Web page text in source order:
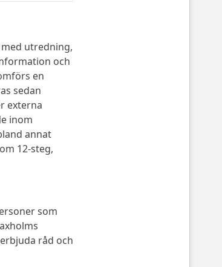
utredning,
och
en
sedan
externa
inom
annat
12-steg,
som
råd och